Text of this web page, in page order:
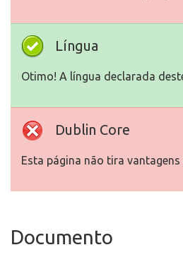
Língua
Otimo! A língua declarada
Dublin Core
Esta página não tira vantagens
Documento